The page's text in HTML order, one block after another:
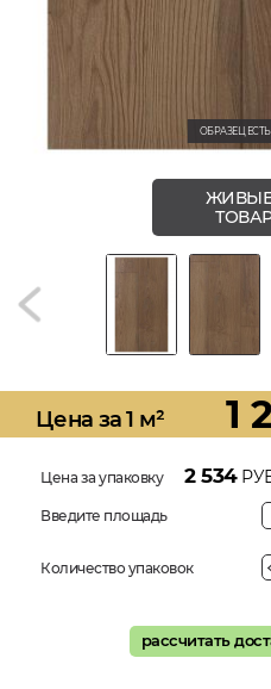
ОБРАЗЕЦ
Цена за 1 м² 1
Цена за упаковку 2 534
Введите площадь
Количество упаковок
рассчитать